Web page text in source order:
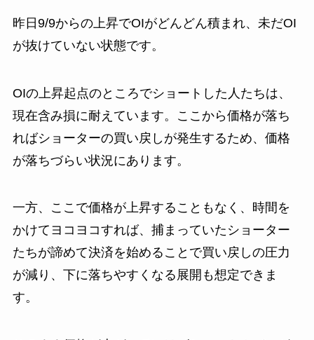
昨日9/9からの上昇でOIがどんどん積まれ、未だOI
が抜けていない状態です。
OIの上昇起点のところでショートした人たちは、
現在含み損に耐えています。ここから価格が落ち
ればショーターの買い戻しが発生するため、価格
が落ちづらい状況にあります。
一方、ここで価格が上昇することもなく、時間を
かけてヨコヨコすれば、捕まっていたショーター
たちが諦めて決済を始めることで買い戻しの圧力
が減り、下に落ちやすくなる展開も想定できま
す。